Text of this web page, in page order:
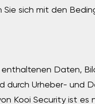
Sie sich mit den
Daten,
durch Urheber- und
Kooi Security ist